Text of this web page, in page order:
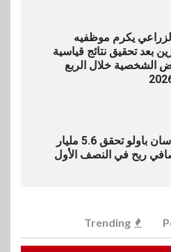
الزراعي يكرم موظفيه
بعد تحقيق نتائج قياسية
الشخصية خلال الربع
إنتيسا سان باولو تحقق 5.6 مليار
ربح في النصف الأول
تنظم ندوة إلكترونية
وتحقيق
Trending